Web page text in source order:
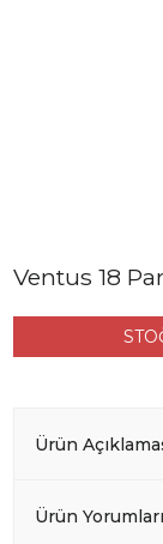
Ventus 18
Ürün
Ürün Yorumları